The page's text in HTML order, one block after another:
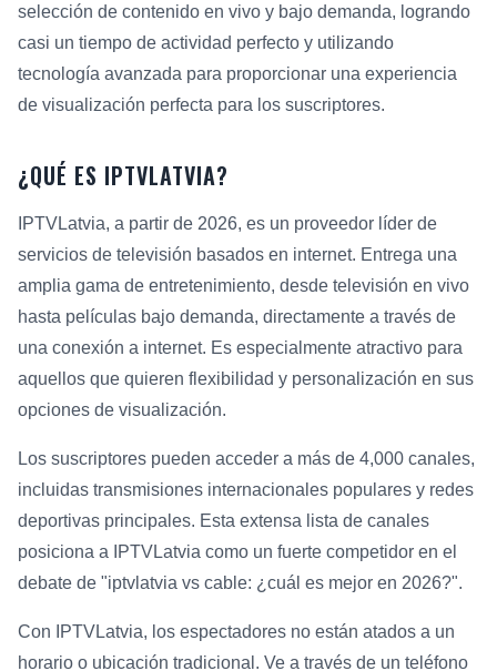
selección de contenido en vivo y bajo demanda, logrando
casi un tiempo de actividad perfecto y utilizando
tecnología avanzada para proporcionar una experiencia
de visualización perfecta para los suscriptores.
¿QUÉ ES IPTVLATVIA?
IPTVLatvia, a partir de 2026, es un proveedor líder de
servicios de televisión basados en internet. Entrega una
amplia gama de entretenimiento, desde televisión en vivo
hasta películas bajo demanda, directamente a través de
una conexión a internet. Es especialmente atractivo para
aquellos que quieren flexibilidad y personalización en sus
opciones de visualización.
Los suscriptores pueden acceder a más de 4,000 canales,
incluidas transmisiones internacionales populares y redes
deportivas principales. Esta extensa lista de canales
posiciona a IPTVLatvia como un fuerte competidor en el
debate de "iptvlatvia vs cable: ¿cuál es mejor en 2026?".
Con IPTVLatvia, los espectadores no están atados a un
horario o ubicación tradicional. Ve a través de un teléfono